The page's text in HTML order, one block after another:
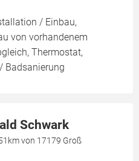
/ Einbau,
von vorhandenem
Thermostat,
Badsanierung
Schwark
von 17179 Groß